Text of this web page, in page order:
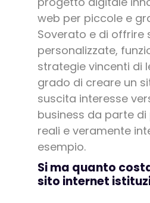
web per piccole e
Soverato e di offrire
personalizzate,
strategie vincenti di
grado di creare un
suscita interesse
business da parte
reali e veramente
esempio.
Si ma quanto
sito internet